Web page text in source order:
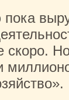
скоро.